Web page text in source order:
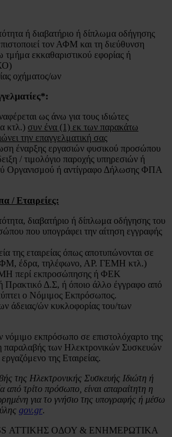
ή διαβατήριο ή δίπλωμα οδήγησης
τον ΑΦΜ και τη διεύθυνση
τμήμα εκκαθαριστικού εφορίας ή
οχήματος/ων
ως άνω για τους ιδιώτες
κτλ.) συν ένα (1) εκ των παρακάτω
την επαγγελματική σας
έναρξης εργασιών φυσικού προσώπου
/ τιμολόγιο παροχής υπηρεσιών ή
Οργανισμού ή αντίγραφο Δήλωσης ΦΠΑ
/ Εταιρείες:
διαβατήριο ή δίπλωμα οδήγησης του
που υπογράφει την αίτηση εγγραφής
της εταιρείας όπως αποτυπώνονται σε
έδρα, τηλέφωνο, ΑΡ. ΓΕΜΗ κτλ.)
περί εκπροσώπησης ή ΦΕΚ
Δ.Σ, ή όποιο άλλο έγγραφο από
ο Νόμιμος Εκπρόσωπος.
άδειας/ών κυκλοφορίας του/των
νόμιμο εκπρόσωπο σε επιστολόχαρτο της
παραλαβής των Ηλεκτρονικών Συσκευών
της Εταιρείας.
της Ηλεκτρονικής Συσκευής Ιδιώτη ή
από τρίτο πρόσωπο, είναι απαραίτητη η
για το γνήσιο της υπογραφής ή μέσω
gov.gr.
ΑΤΤΙΚΗΣ ΟΔΟΥ & ΕΝΗΜΕΡΩΤΙΚΑ